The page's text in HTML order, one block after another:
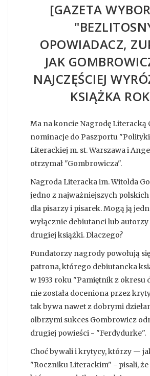
[GAZETA
OPOWIADACZ,
JAK
NAJCZĘŚCIEJ
KSIĄŻKA
Ma na koncie Nagrodę Literacką
nominacje do Paszportu
Literackiej m. st. Warszawa i
otrzymał "Gombrowicza".
Nagroda Literacka im. Witolda
jedno z najważniejszych
dla pisarzy i pisarek. Mogą ją
wyłącznie debiutanci lub
drugiej książki. Dlaczego?
Fundatorzy nagrody powołują
patrona, którego debiutancka
w 1933 roku "Pamiętnik z okresu
nie została doceniona przez
tak bywa nawet z dobrymi
olbrzymi sukces Gombrowicz
drugiej powieści - "Ferdydurke".
Choć bywali i krytycy, którzy —
"Roczniku Literackim" - pisali, że